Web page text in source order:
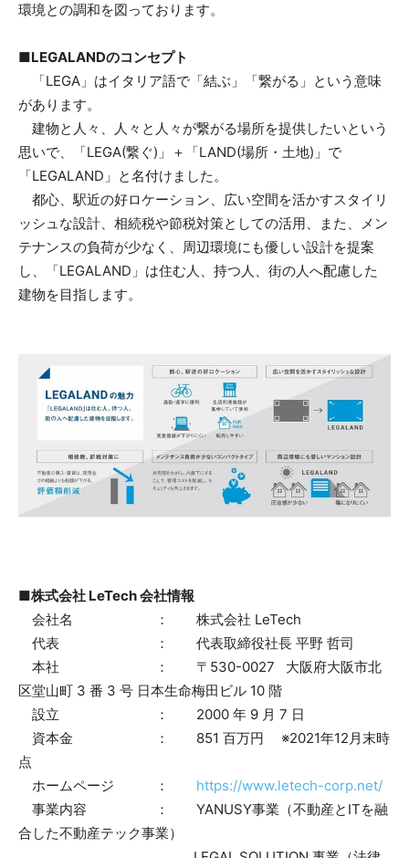
環境との調和を図っております。
■LEGALANDのコンセプト
「LEGA」はイタリア語で「結ぶ」「繋がる」という意味
があります。
建物と人々、人々と人々が繋がる場所を提供したいという
思いで、「LEGA(繋ぐ)」＋「LAND(場所・土地)」で
「LEGALAND」と名付けました。
都心、駅近の好ロケーション、広い空間を活かすスタイリ
ッシュな設計、相続税や節税対策としての活用、また、メン
テナンスの負荷が少なく、周辺環境にも優しい設計を提案
し、「LEGALAND」は住む人、持つ人、街の人へ配慮した
建物を目指します。
■株式会社 LeTech 会社情報
会社名 ： 株式会社 LeTech
代表 ： 代表取締役社長 平野 哲司
本社 ： 〒530-0027 大阪府大阪市北
区堂山町 3 番 3 号 日本生命梅田ビル 10 階
設立 ： 2000 年 9 月 7 日
資本金 ： 851 百万円 ※2021年12月末時
点
ホームページ ： https://www.letech-corp.net/
事業内容 ： YANUSY事業（不動産とITを融
合した不動産テック事業）